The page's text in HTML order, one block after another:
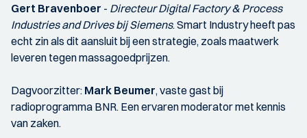
Gert Bravenboer - Directeur Digital Factory & Process
Industries and Drives bij Siemens. Smart Industry heeft pas
echt zin als dit aansluit bij een strategie, zoals maatwerk
leveren tegen massagoedprijzen.
Dagvoorzitter: Mark Beumer, vaste gast bij
radioprogramma BNR. Een ervaren moderator met kennis
van zaken.